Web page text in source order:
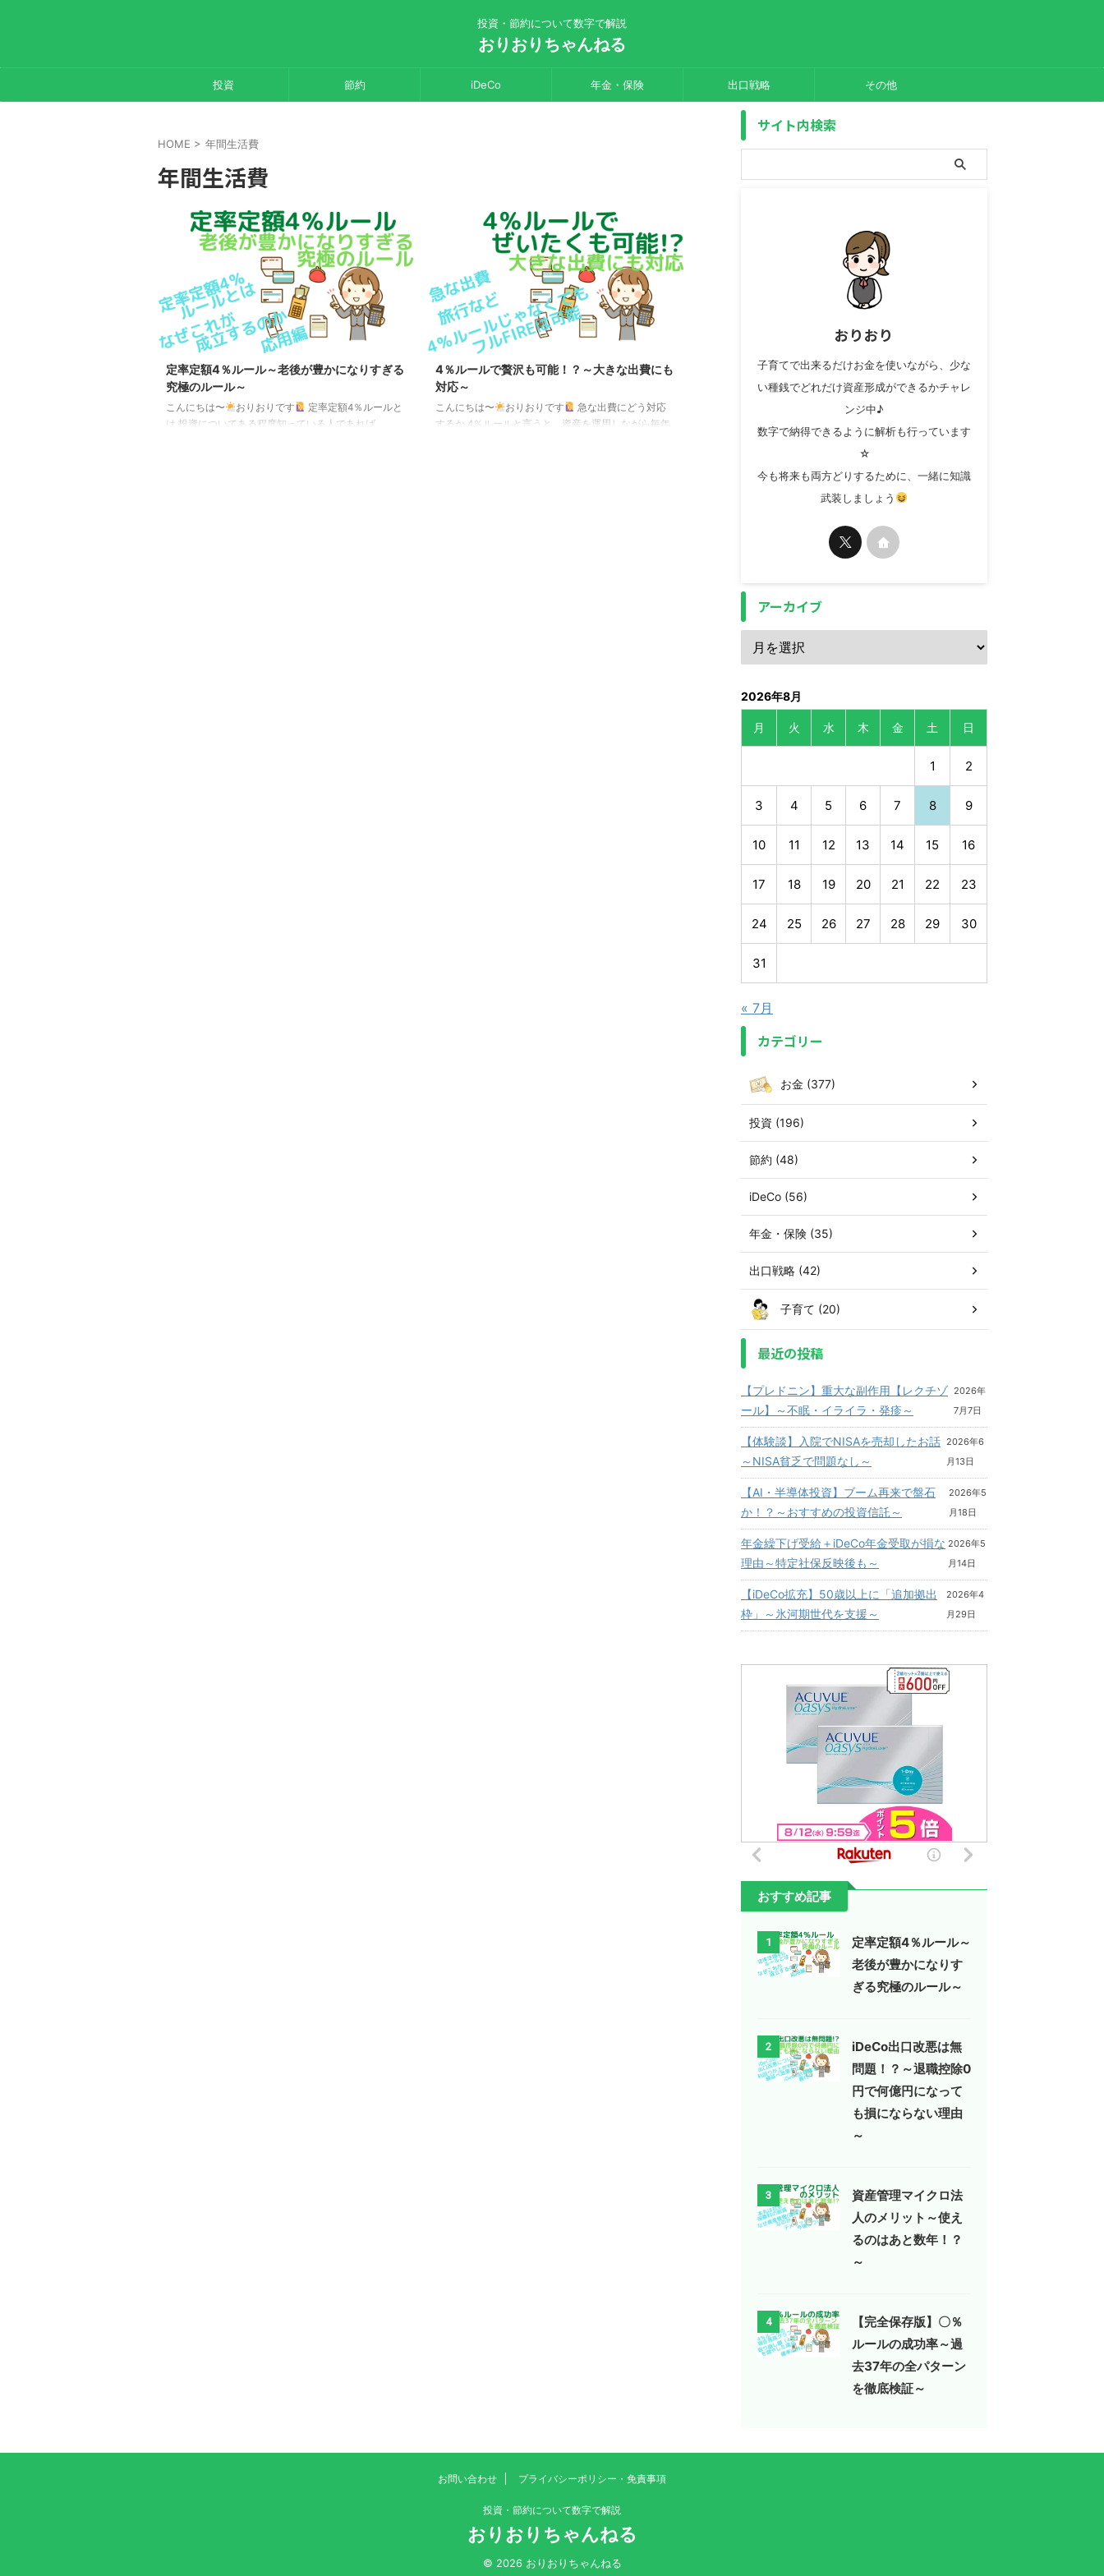
投資・節約について数字で解説
おりおりちゃんねる
投資 節約 iDeCo 年金・保険 出口戦略 その他
HOME > 年間生活費
年間生活費
定率定額4％ルール～老後が豊かになりすぎる
究極のルール～
こんにちは〜 おりおりです
定率定額4％ルールと
は 投資についてある程度知っている人であれば、
4％ルールで贅沢も可能！？～大きな出費にも
対応～
こんにちは〜 おりおりです
急な出費にどう対応
するか 4％ルールと言うと、資産を運用しながら毎年
サイト内検索
おりおり
子育てで出来るだけお金を使いながら、少な
い種銭でどれだけ資産形成ができるかチャレ
ンジ中♪
数字で納得できるように解析も行っています
☆
今も将来も両方どりするために、一緒に知識
武装しましょう
アーカイブ
2026年8月
月 火 水 木 金 土 日
1 2
3 4 5 6 7 8 9
10 11 12 13 14 15 16
17 18 19 20 21 22 23
24 25 26 27 28 29 30
31
« 7月
カテゴリー
お金 (377)
投資 (196)
節約 (48)
iDeCo (56)
年金・保険 (35)
出口戦略 (42)
子育て (20)
最近の投稿
【プレドニン】重大な副作用【レクチゾ
ール】～不眠・イライラ・発疹～
2026年
7月7日
【体験談】入院でNISAを売却したお話
～NISA貧乏で問題なし～
2026年6
月13日
【AI・半導体投資】ブーム再来で盤石
か！？～おすすめの投資信託～
2026年5
月18日
年金繰下げ受給＋iDeCo年金受取が損な
理由～特定社保反映後も～
2026年5
月14日
【iDeCo拡充】50歳以上に「追加拠出
枠」～氷河期世代を支援～
2026年4
月29日
おすすめ記事
1
定率定額4％ルール～
老後が豊かになりす
ぎる究極のルール～
2
iDeCo出口改悪は無
問題！？～退職控除0
円で何億円になって
も損にならない理由
～
3
資産管理マイクロ法
人のメリット～使え
るのはあと数年！？
～
4
【完全保存版】〇％
ルールの成功率～過
去37年の全パターン
を徹底検証～
お問い合わせ プライバシーポリシー・免責事項
投資・節約について数字で解説
おりおりちゃんねる
© 2026 おりおりちゃんねる